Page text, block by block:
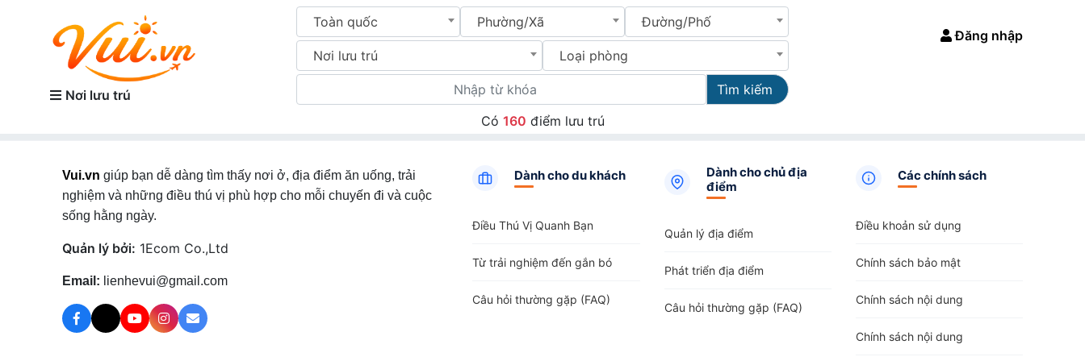
Nơi lưu trú
Toàn quốc Phường/Xã Đường/Phố
Nơi lưu trú Loại phòng
Tìm kiếm
Đăng nhập
Có 160 điểm lưu trú
Vui.vn giúp bạn dễ dàng tìm thấy nơi ở, địa điểm ăn uống, trải
nghiệm và những điều thú vị phù hợp cho mỗi chuyến đi và cuộc
sống hằng ngày.
Quản lý bởi: 1Ecom Co.,Ltd
Email: lienhevui@gmail.com
Dành cho du khách
Điều Thú Vị Quanh Bạn
Từ trải nghiệm đến gắn bó
Câu hỏi thường gặp (FAQ)
Dành cho chủ địa
điểm
Quản lý địa điểm
Phát triển địa điểm
Câu hỏi thường gặp (FAQ)
Các chính sách
Điều khoản sử dụng
Chính sách bảo mật
Chính sách nội dung
Chính sách nội dung